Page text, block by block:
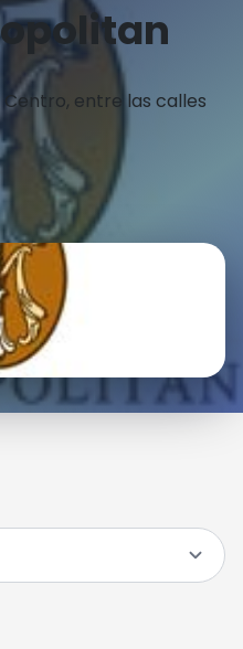
entre las calles